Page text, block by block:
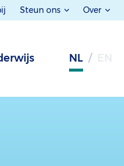
Steun ons Over
NL